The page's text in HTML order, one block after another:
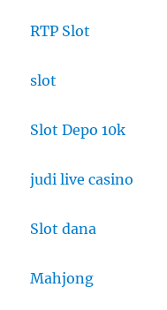
RTP Slot
slot
Slot Depo 10k
judi live casino
Slot dana
Mahjong